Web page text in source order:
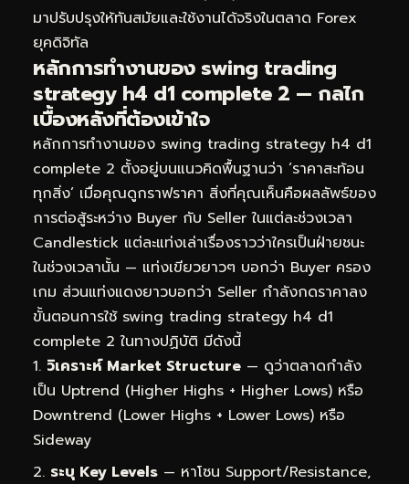
มาปรับปรุงให้ทันสมัยและใช้งานได้จริงในตลาด Forex
ยุคดิจิทัล
หลักการทำงานของ swing trading
strategy h4 d1 complete 2 — กลไก
เบื้องหลังที่ต้องเข้าใจ
หลักการทำงานของ swing trading strategy h4 d1
complete 2 ตั้งอยู่บนแนวคิดพื้นฐานว่า ‘ราคาสะท้อน
ทุกสิ่ง’ เมื่อคุณดูกราฟราคา สิ่งที่คุณเห็นคือผลลัพธ์ของ
การต่อสู้ระหว่าง Buyer กับ Seller ในแต่ละช่วงเวลา
Candlestick แต่ละแท่งเล่าเรื่องราวว่าใครเป็นฝ่ายชนะ
ในช่วงเวลานั้น — แท่งเขียวยาวๆ บอกว่า Buyer ครอง
เกม ส่วนแท่งแดงยาวบอกว่า Seller กำลังกดราคาลง
ขั้นตอนการใช้ swing trading strategy h4 d1
complete 2 ในทางปฏิบัติ มีดังนี้
วิเคราะห์ Market Structure — ดูว่าตลาดกำลัง
เป็น Uptrend (Higher Highs + Higher Lows) หรือ
Downtrend (Lower Highs + Lower Lows) หรือ
Sideway
ระบุ Key Levels — หาโซน Support/Resistance,